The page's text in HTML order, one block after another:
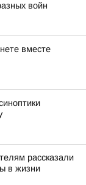
войн
вместе
рассказали
в жизни